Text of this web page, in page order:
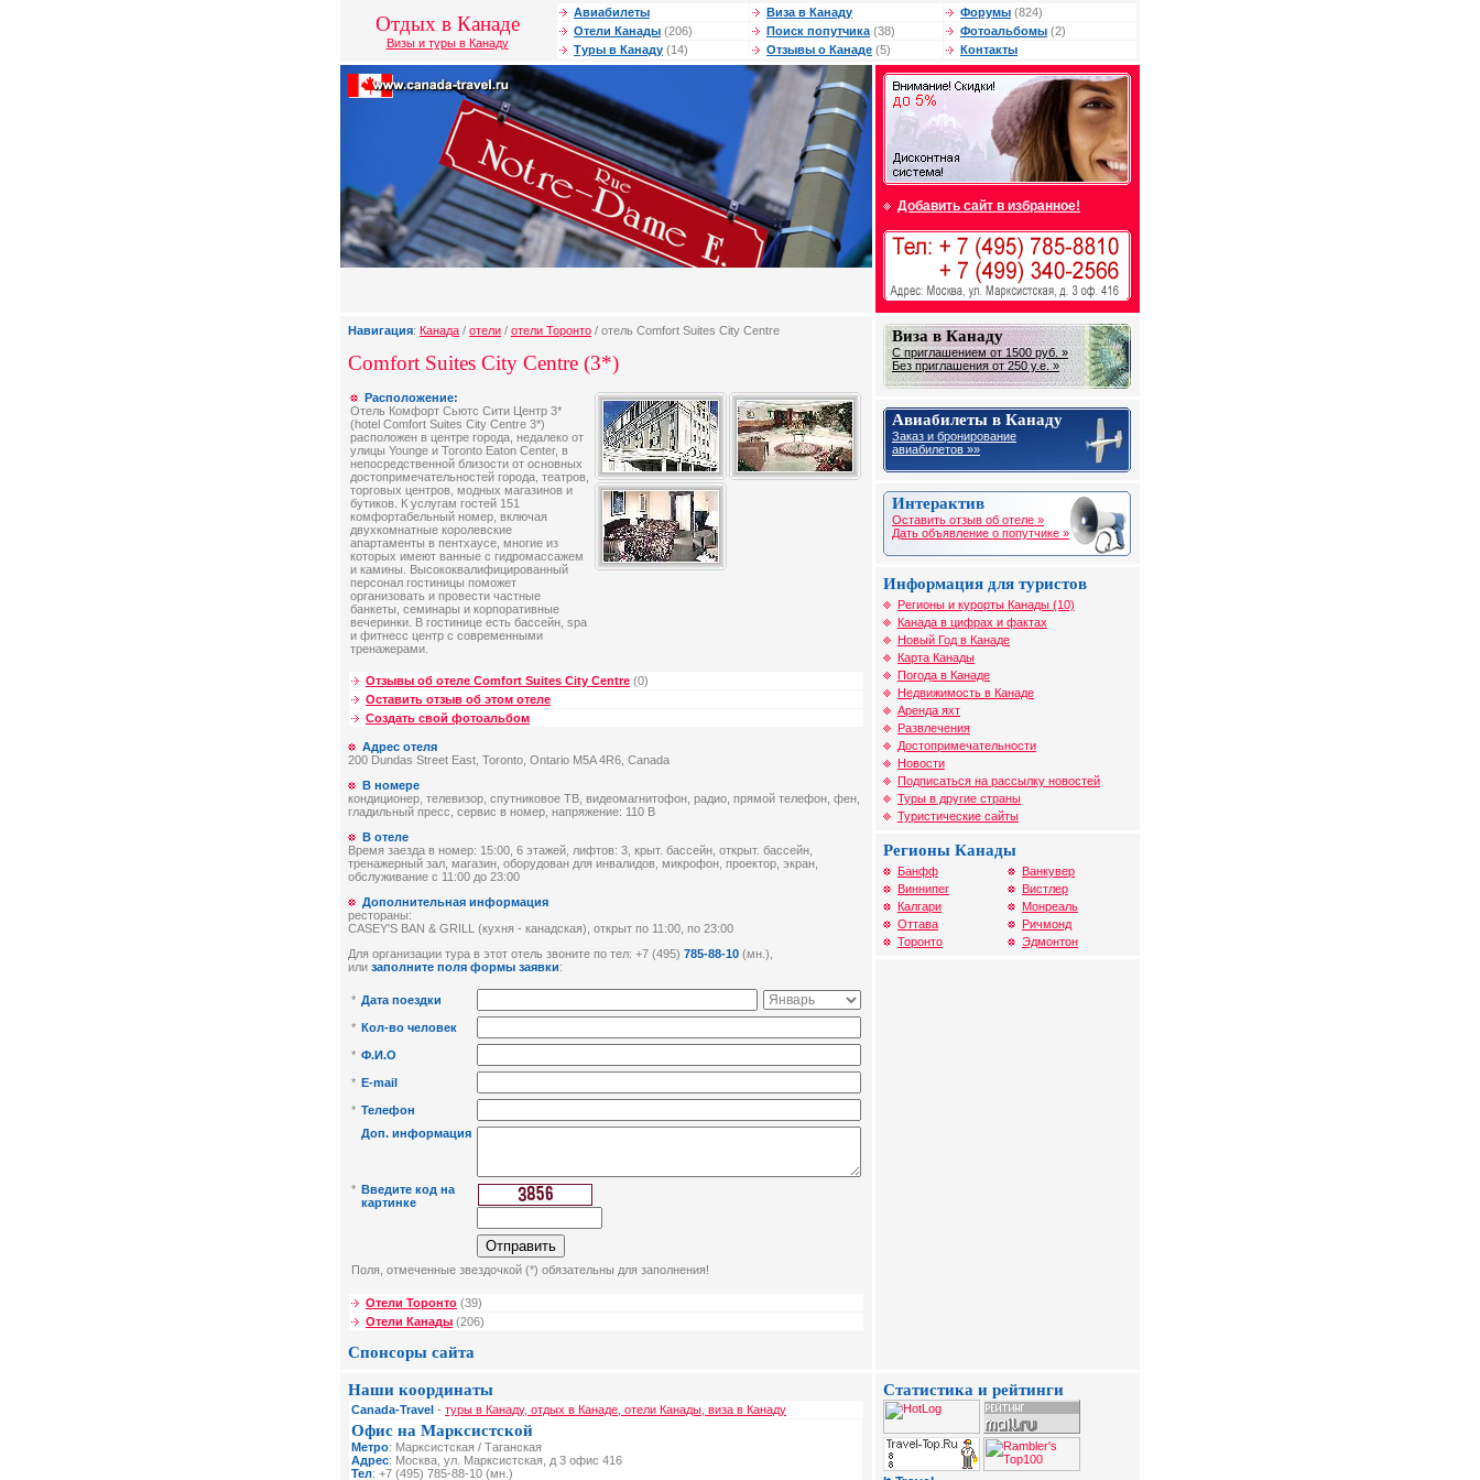
Отдых в Канаде
Визы и туры в Канаду
Авиабилеты Виза в Канаду Форумы (824)
Отели Канады (206) Поиск попутчика (38) Фотоальбомы (2)
Туры в Канаду (14) Отзывы о Канаде (5) Контакты
Добавить сайт в избранное!
Навигация: Канада / отели / отели Торонто / отель Comfort Suites City Centre
Comfort Suites City Centre (3*)
Расположение:
Отель Комфорт Сьютс Сити Центр 3*
(hotel Comfort Suites City Centre 3*)
расположен в центре города, недалеко от
улицы Younge и Toronto Eaton Center, в
непосредственной близости от основных
достопримечательностей города, театров,
торговых центров, модных магазинов и
бутиков. К услугам гостей 151
комфортабельный номер, включая
двухкомнатные королевские
апартаменты в пентхаусе, многие из
которых имеют ванные с гидромассажем
и камины. Высококвалифицированный
персонал гостиницы поможет
организовать и провести частные
банкеты, семинары и корпоративные
вечеринки. В гостинице есть бассейн, spa
и фитнесс центр с современными
тренажерами.
Отзывы об отеле Comfort Suites City Centre (0)
Оставить отзыв об этом отеле
Создать свой фотоальбом
Адрес отеля
200 Dundas Street East, Toronto, Ontario M5A 4R6, Canada
В номере
кондиционер, телевизор, спутниковое ТВ, видеомагнитофон, радио, прямой телефон, фен,
гладильный пресс, сервис в номер, напряжение: 110 В
В отеле
Время заезда в номер: 15:00, 6 этажей, лифтов: 3, крыт. бассейн, открыт. бассейн,
тренажерный зал, магазин, оборудован для инвалидов, микрофон, проектор, экран,
обслуживание с 11:00 до 23:00
Дополнительная информация
рестораны:
CASEY'S BAN & GRILL (кухня - канадская), открыт по 11:00, по 23:00
Для организации тура в этот отель звоните по тел: +7 (495) 785-88-10 (мн.),
или заполните поля формы заявки:
* Дата поездки
* Кол-во человек
* Ф.И.О
* E-mail
* Телефон
Доп. информация
* Введите код на
картинке
Поля, отмеченные звездочкой (*) обязательны для заполнения!
Отели Торонто (39)
Отели Канады (206)
Спонсоры сайта
Виза в Канаду
С приглашением от 1500 руб. »
Без приглашения от 250 у.е. »
Авиабилеты в Канаду
Заказ и бронирование
авиабилетов »»
Интерактив
Оставить отзыв об отеле »
Дать объявление о попутчике »
Информация для туристов
Регионы и курорты Канады (10)
Канада в цифрах и фактах
Новый Год в Канаде
Карта Канады
Погода в Канаде
Недвижимость в Канаде
Аренда яхт
Развлечения
Достопримечательности
Новости
Подписаться на рассылку новостей
Туры в другие страны
Туристические сайты
Регионы Канады
Банфф
Виннипег
Калгари
Оттава
Торонто
Ванкувер
Вистлер
Монреаль
Ричмонд
Эдмонтон
Наши координаты
Canada-Travel - туры в Канаду, отдых в Канаде, отели Канады, виза в Канаду
Офис на Марксистской
Метро: Марксистская / Таганская
Адрес: Москва, ул. Марксистская, д 3 офис 416
Тел: +7 (495) 785-88-10 (мн.)
Статистика и рейтинги